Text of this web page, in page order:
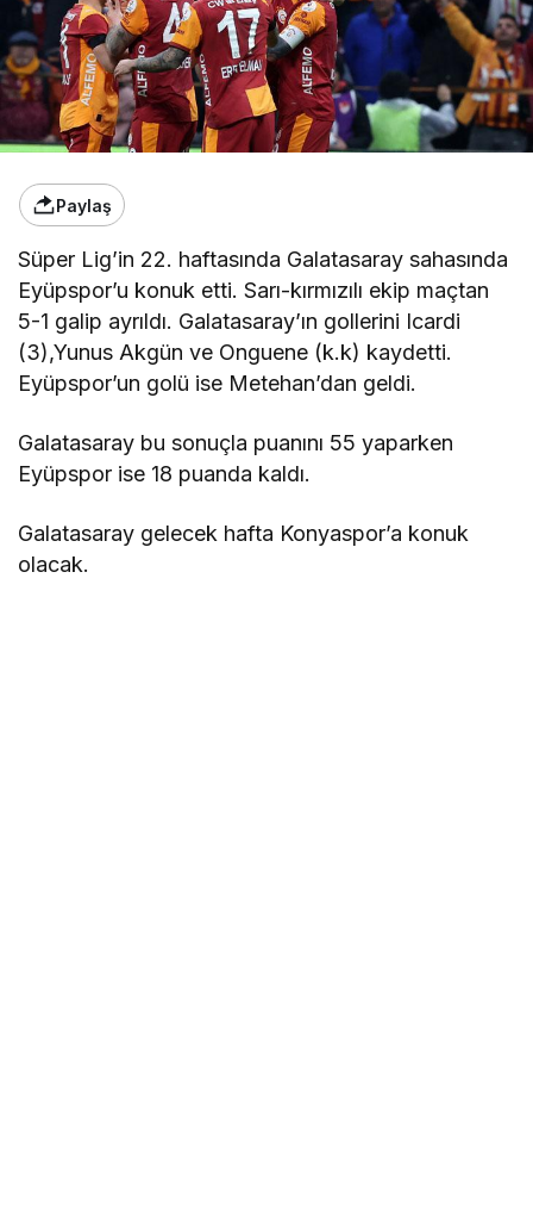
Paylaş
Süper Lig’in 22. haftasında Galatasaray sahasında
Eyüpspor’u konuk etti. Sarı-kırmızılı ekip maçtan
5-1 galip ayrıldı. Galatasaray’ın gollerini Icardi
(3),Yunus Akgün ve Onguene (k.k) kaydetti.
Eyüpspor’un golü ise Metehan’dan geldi.
Galatasaray bu sonuçla puanını 55 yaparken
Eyüpspor ise 18 puanda kaldı.
Galatasaray gelecek hafta Konyaspor’a konuk
olacak.